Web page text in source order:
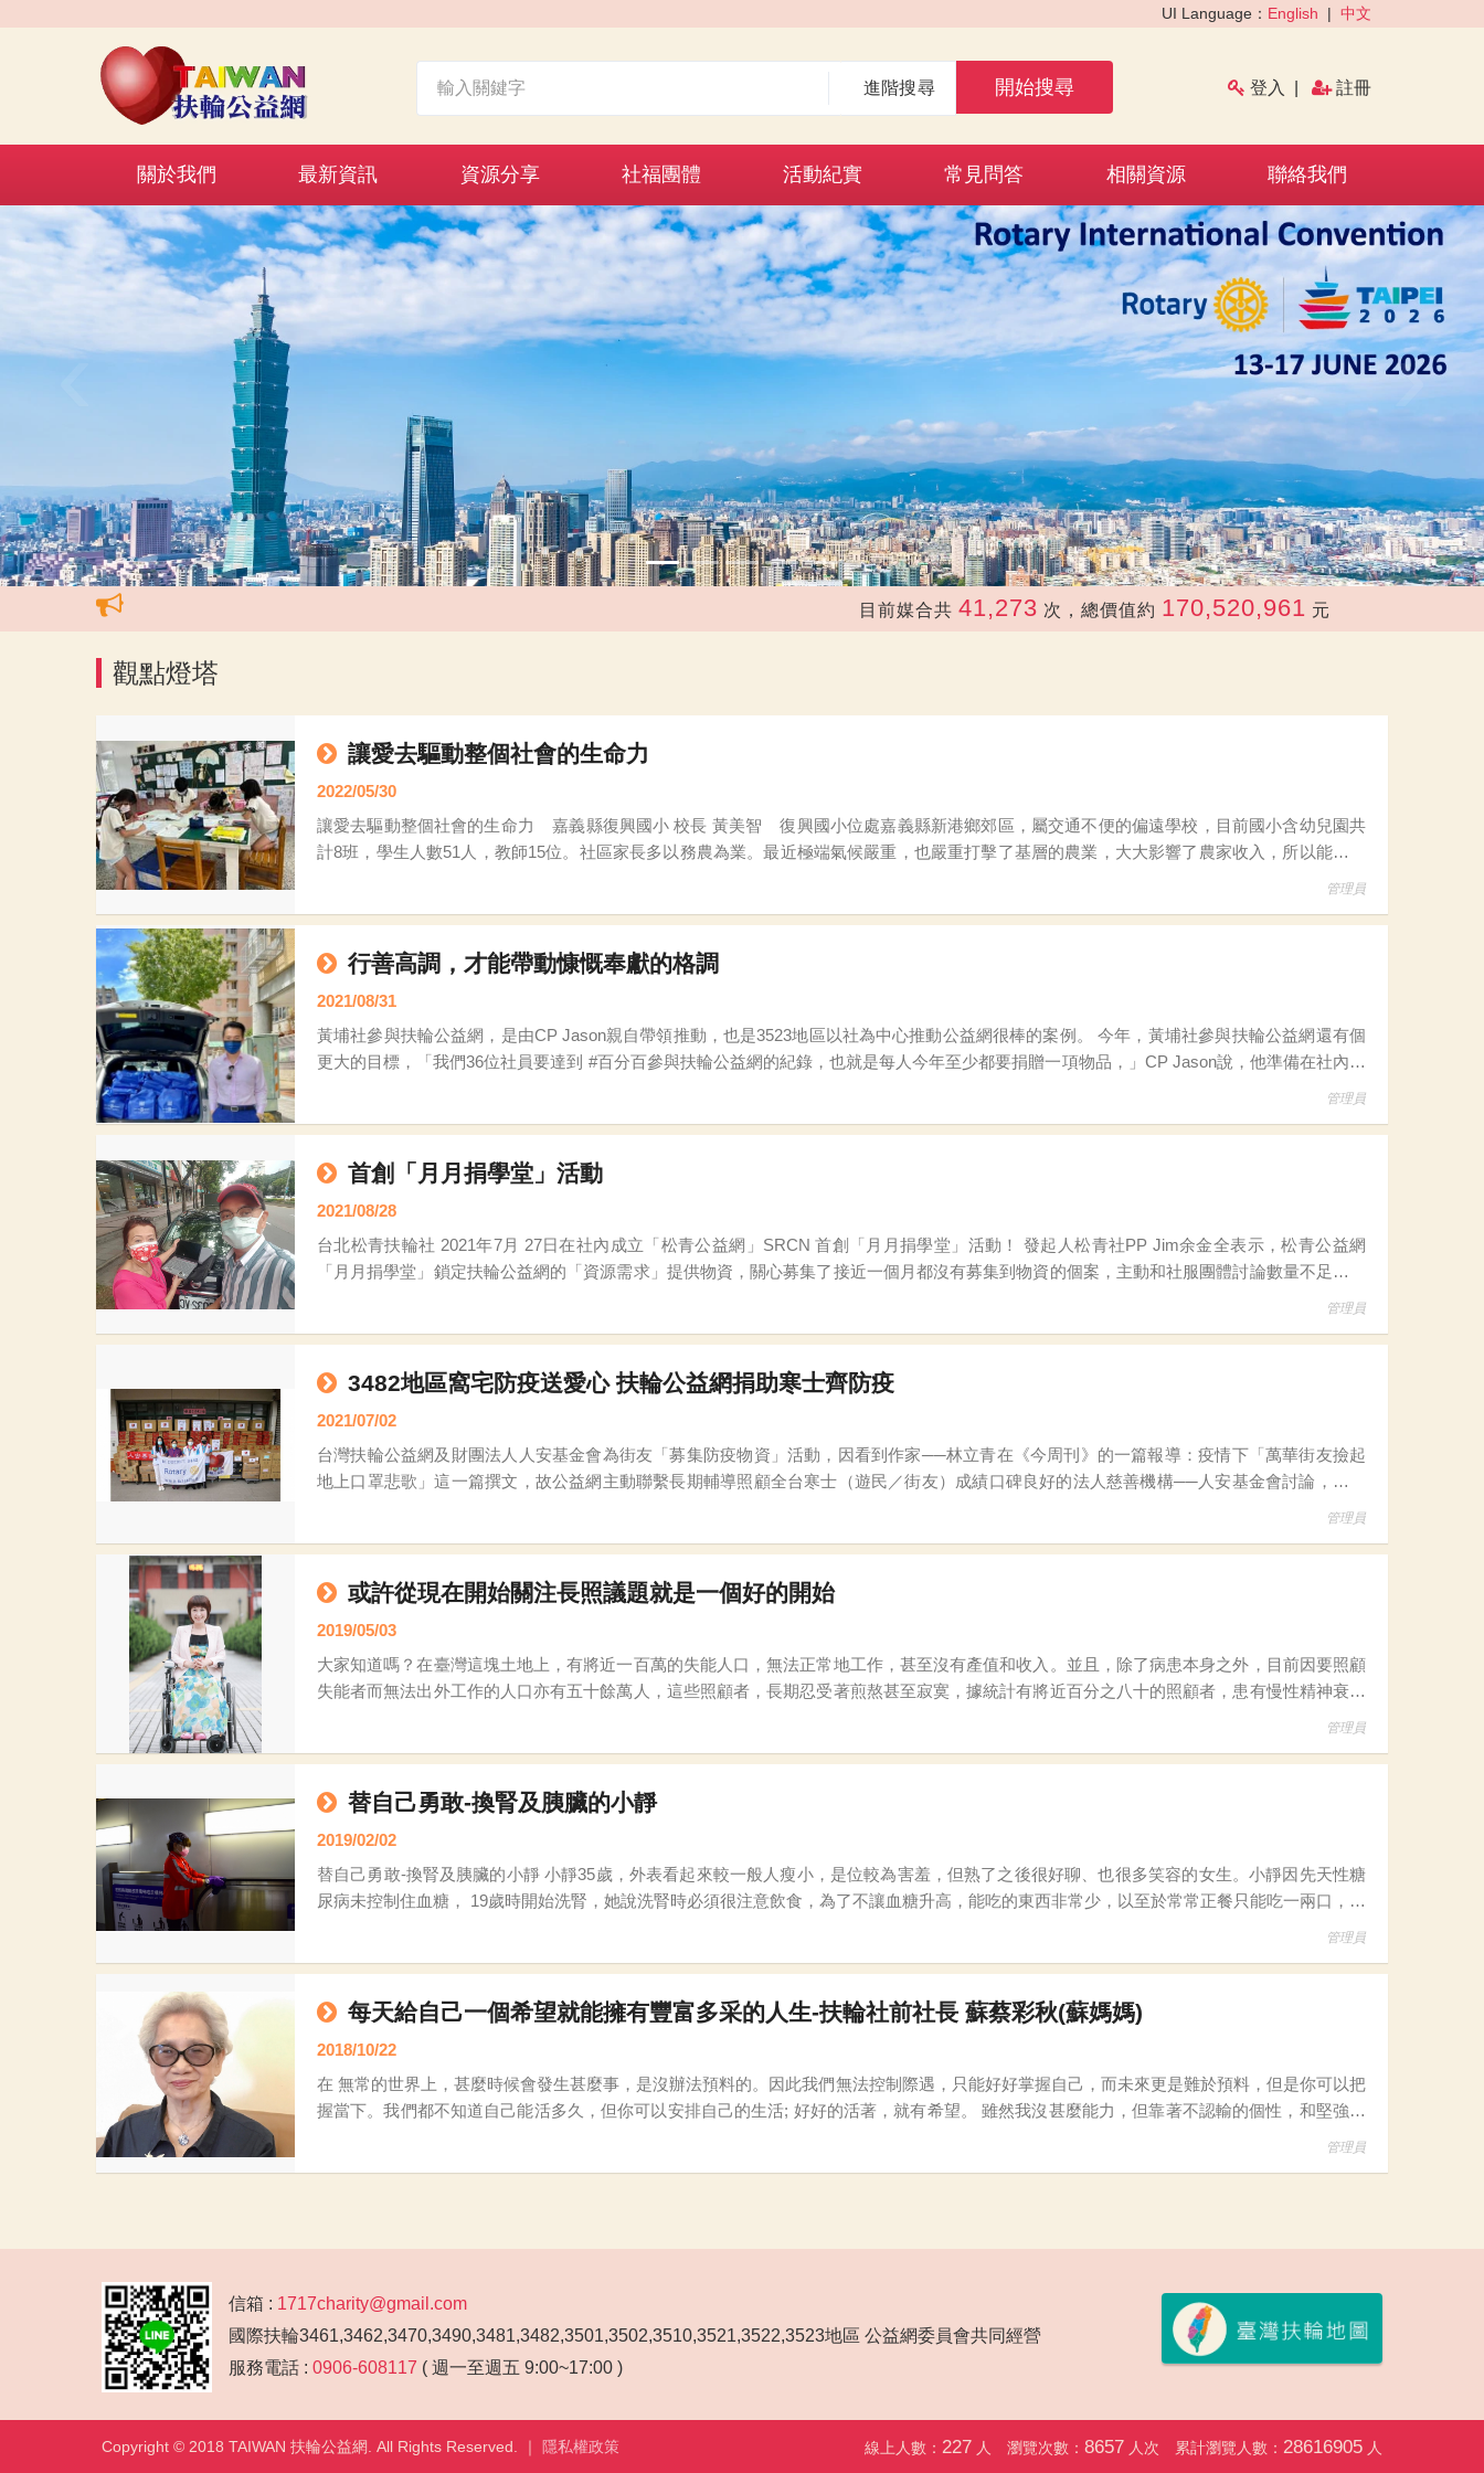
UI Language： English | 中文
進階搜尋 開始搜尋 登入 註冊
關於我們 最新資訊 資源分享 社福團體 活動紀實 常見問答 相關資源 聯絡我們
‹ ›
目前媒合共 41,273 次，總價值約 170,520,961 元
觀點燈塔
讓愛去驅動整個社會的生命力
2022/05/30
讓愛去驅動整個社會的生命力 嘉義縣復興國小 校長 黃美智 復興國小位處嘉義縣新港鄉郊區，屬交通不便的偏遠學校，目前國小含幼兒園共
計8班，學生人數51人，教師15位。社區家長多以務農為業。最近極端氣候嚴重，也嚴重打擊了基層的農業，大大影響了農家收入，所以能提供
管理員
行善高調，才能帶動慷慨奉獻的格調
2021/08/31
黃埔社參與扶輪公益網，是由CP Jason親自帶領推動，也是3523地區以社為中心推動公益網很棒的案例。 今年，黃埔社參與扶輪公益網還有個
更大的目標，「我們36位社員要達到 #百分百參與扶輪公益網的紀錄，也就是每人今年至少都要捐贈一項物品，」CP Jason說，他準備在社內增
管理員
首創「月月捐學堂」活動
2021/08/28
台北松青扶輪社 2021年7月 27日在社內成立「松青公益網」SRCN 首創「月月捐學堂」活動！ 發起人松青社PP Jim余金全表示，松青公益網
「月月捐學堂」鎖定扶輪公益網的「資源需求」提供物資，關心募集了接近一個月都沒有募集到物資的個案，主動和社服團體討論數量不足或品
管理員
3482地區窩宅防疫送愛心 扶輪公益網捐助寒士齊防疫
2021/07/02
台灣扶輪公益網及財團法人人安基金會為街友「募集防疫物資」活動，因看到作家──林立青在《今周刊》的一篇報導：疫情下「萬華街友撿起
地上口罩悲歌」這一篇撰文，故公益網主動聯繫長期輔導照顧全台寒士（遊民／街友）成績口碑良好的法人慈善機構──人安基金會討論，來協
管理員
或許從現在開始關注長照議題就是一個好的開始
2019/05/03
大家知道嗎？在臺灣這塊土地上，有將近一百萬的失能人口，無法正常地工作，甚至沒有產值和收入。並且，除了病患本身之外，目前因要照顧
失能者而無法出外工作的人口亦有五十餘萬人，這些照顧者，長期忍受著煎熬甚至寂寞，據統計有將近百分之八十的照顧者，患有慢性精神衰弱
症。這些失能者和照顧者，不會常常被新聞報導，所以或許無法被廣大的人群發現並關懷，然而，這不代表這些人不存在，他們每日每夜所承受
管理員
替自己勇敢-換腎及胰臟的小靜
2019/02/02
替自己勇敢-換腎及胰臟的小靜 小靜35歲，外表看起來較一般人瘦小，是位較為害羞，但熟了之後很好聊、也很多笑容的女生。小靜因先天性糖
尿病未控制住血糖， 19歲時開始洗腎，她說洗腎時必須很注意飲食，為了不讓血糖升高，能吃的東西非常少，以至於常常正餐只能吃一兩口，甚
管理員
每天給自己一個希望就能擁有豐富多采的人生-扶輪社前社長 蘇蔡彩秋(蘇媽媽)
2018/10/22
在 無常的世界上，甚麼時候會發生甚麼事，是沒辦法預料的。因此我們無法控制際遇，只能好好掌握自己，而未來更是難於預料，但是你可以把
握當下。我們都不知道自己能活多久，但你可以安排自己的生活; 好好的活著，就有希望。 雖然我沒甚麼能力，但靠著不認輸的個性，和堅強的
管理員
信箱 : 1717charity@gmail.com
國際扶輪3461,3462,3470,3490,3481,3482,3501,3502,3510,3521,3522,3523地區 公益網委員會共同經營
服務電話 : 0906-608117 ( 週一至週五 9:00~17:00 )
Copyright © 2018 TAIWAN 扶輪公益網. All Rights Reserved. ｜ 隱私權政策 累計瀏覽人數： 28616905 人
瀏覽次數： 8657 人次
線上人數： 227 人